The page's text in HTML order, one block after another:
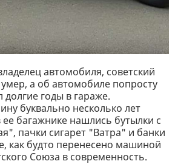
автомобиля, советский
а об автомобиле попросту
долгие годы в гараже.
буквально несколько лет
багажнике нашлись бутылки с
пачки сигарет "Ватра" и банки
как будто перенесено машиной
Союза в современность.